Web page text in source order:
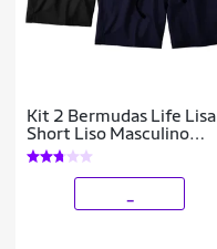
Kit 2 Bermudas Life Lisa
Short Liso Masculino
Básico Mauricinho Tactel